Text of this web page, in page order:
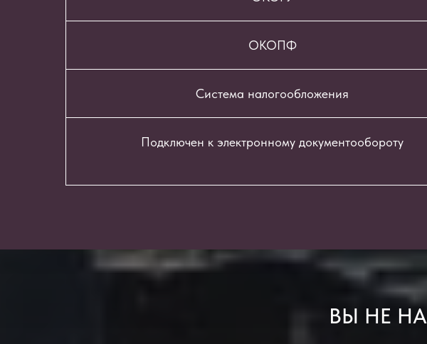
ОКОПФ
Система налогообложения
Подключен к электронному документообороту
ВЫ НЕ